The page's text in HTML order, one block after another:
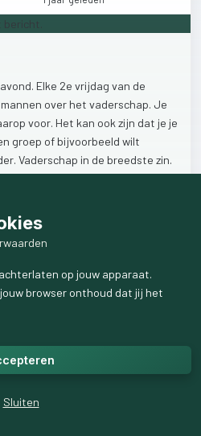
avond. Elke 2e vrijdag van de
mannen over het vaderschap. Je
voor. Het kan ook zijn dat je je
groep of bijvoorbeeld wilt
Vaderschap in de breedste zin.
fire-food
#outdoor #heart
op jouw apparaat.
browser onthoud dat jij het
Sluiten